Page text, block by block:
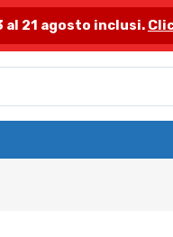
al 21 agosto inclusi.